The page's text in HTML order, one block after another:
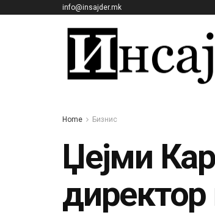
info@insajder.mk
Home Бизнис
Џејми